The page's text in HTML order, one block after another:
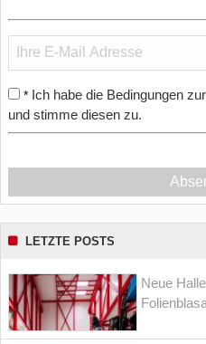
* Ich habe die Bedingungen
und stimme diesen zu.
LETZTE POSTS
Neue